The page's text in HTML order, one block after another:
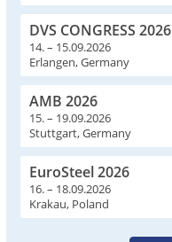
DVS CONGRESS 2026
14. – 15.09.2026
Erlangen, Germany
AMB 2026
15. – 19.09.2026
Stuttgart, Germany
EuroSteel 2026
16. – 18.09.2026
Krakau, Poland